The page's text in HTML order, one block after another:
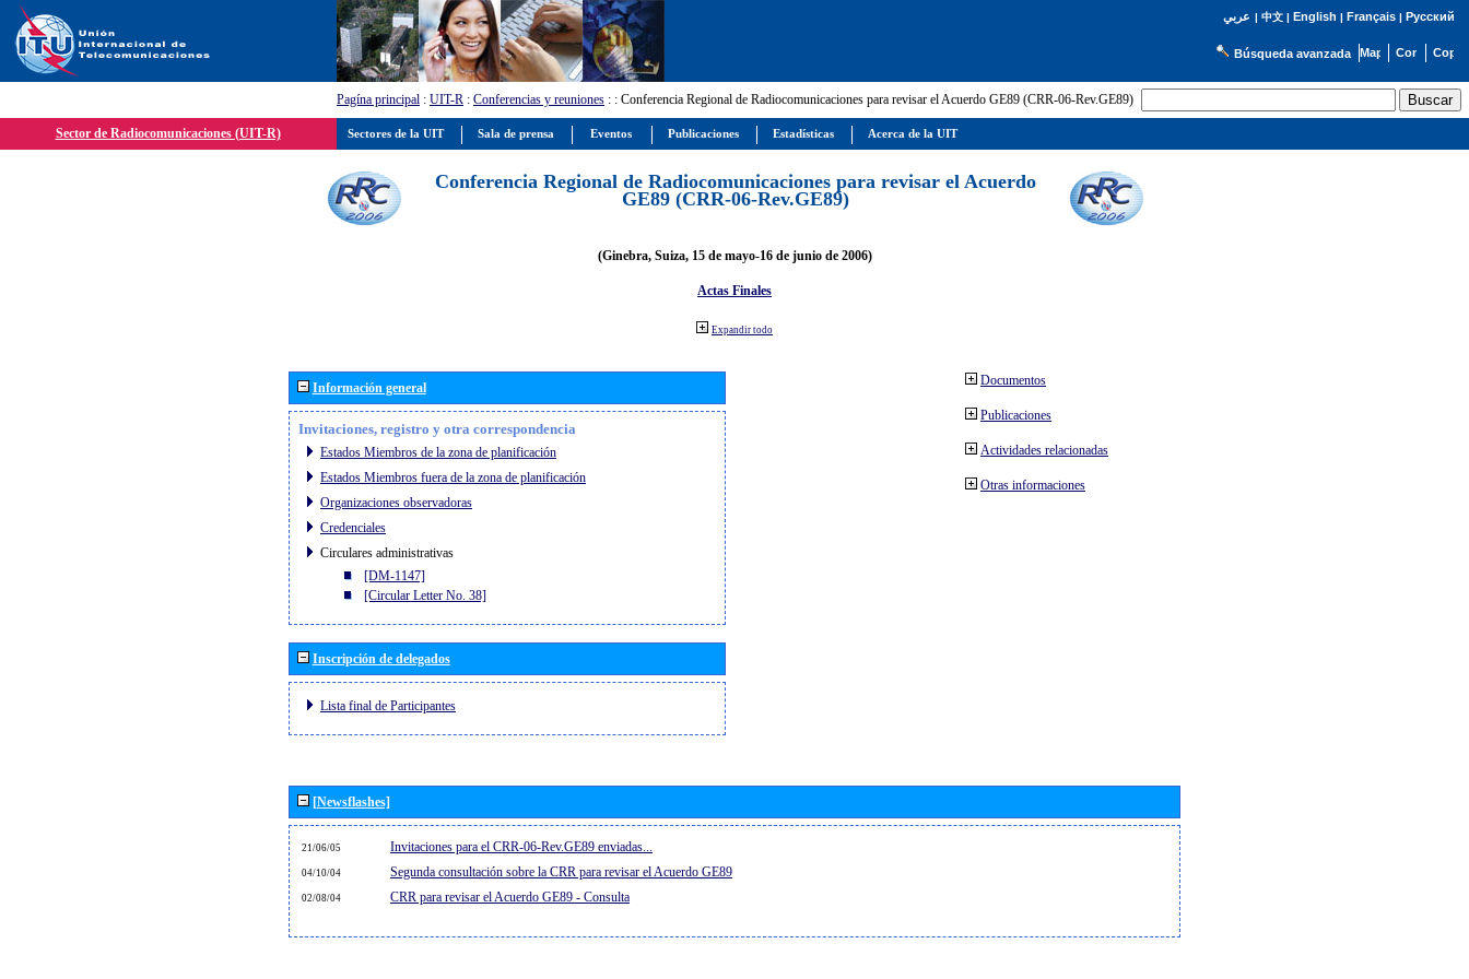
عربي | 中文| English | Français| Русский
Búsqueda avanzada
Pagína principal : UIT-R : Conferencias y reuniones : : Conferencia Regional de Radiocomunicaciones para revisar el Acuerdo GE89 (CRR-06-Rev.GE89)
Sector de Radiocomunicaciones (UIT-R)
Conferencia Regional de Radiocomunicaciones para revisar el Acuerdo
GE89 (CRR-06-Rev.GE89)
(Ginebra, Suiza, 15 de mayo-16 de junio de 2006)
Actas Finales
Expandir todo
Información general
Invitaciones, registro y otra correspondencia
Estados Miembros de la zona de planificación
Estados Miembros fuera de la zona de planificación
Organizaciones observadoras
Credenciales
Circulares administrativas
[DM-1147]
[Circular Letter No. 38]
Inscripción de delegados
Lista final de Participantes
Documentos
Publicaciones
Actividades relacionadas
Otras informaciones
[Newsflashes]
21/06/05 Invitaciones para el CRR-06-Rev.GE89 enviadas...
04/10/04 Segunda consultación sobre la CRR para revisar el Acuerdo GE89
02/08/04 CRR para revisar el Acuerdo GE89 - Consulta
Sectores de la UIT Sala de prensa Eventos Publicaciones Estadísticas Acerca de la UIT